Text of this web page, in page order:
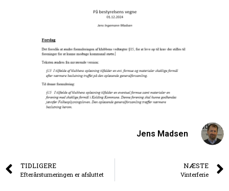
Jens Madsen
TIDLIGERE
Efterårsturneringen er afsluttet
NÆSTE
Vinterferie